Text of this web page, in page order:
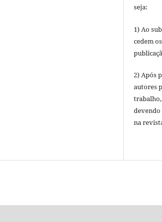
seja:
1) Ao
cedem
2) Após
autores
na